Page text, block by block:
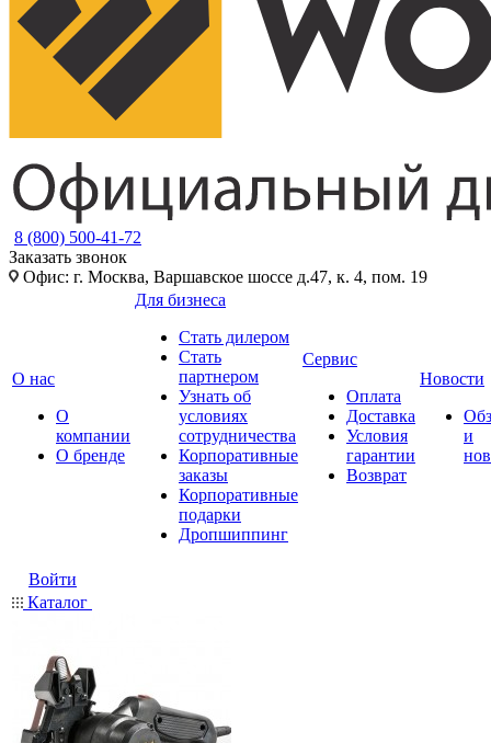
8 (800) 500-41-72
Заказать звонок
Офис: г. Москва, Варшавское шоссе д.47, к. 4, пом. 19
О нас
О
компании
О бренде
Для бизнеса
Стать дилером
Стать
партнером
Узнать об
условиях
сотрудничества
Корпоративные
заказы
Корпоративные
подарки
Дропшиппинг
Сервис
Оплата
Доставка
Условия
гарантии
Возврат
Новости
и
Войти
Каталог